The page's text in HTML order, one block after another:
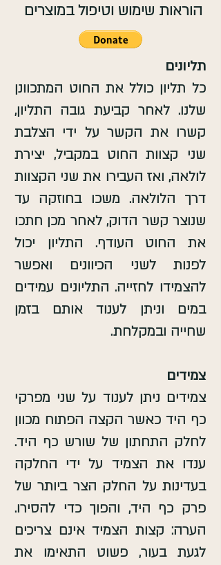
הוראות שימוש וטיפול במוצרים
תליונים
כל תליון כולל את החוט המתכוונן
שלנו. לאחר קביעת גובה התליון,
קשרו את הקשר על ידי הצלבת
שני קצוות החוט במקביל, יצירת
לולאה, ואז העבירו את שני הקצוות
דרך הלולאה. משכו בחוזקה עד
שנוצר קשר הדוק, לאחר מכן חתכו
את החוט העודף. התליון יכול
לפנות לשני הכיוונים ואפשר
להצמידו לחזייה. התליונים עמידים
במים וניתן לענוד אותם בזמן
שחייה ובמקלחת.
צמידים
צמידים ניתן לענוד על שני מפרקי
כף היד כאשר הקצה הפתוח מכוון
לחלק התחתון של שורש כף היד.
ענדו את הצמיד על ידי החלקה
בעדינות על החלק הצר ביותר של
פרק כף היד, והפוך כדי להסירו.
הערה: קצות הצמיד אינם צריכים
לגעת בעור, פשוט התאימו את